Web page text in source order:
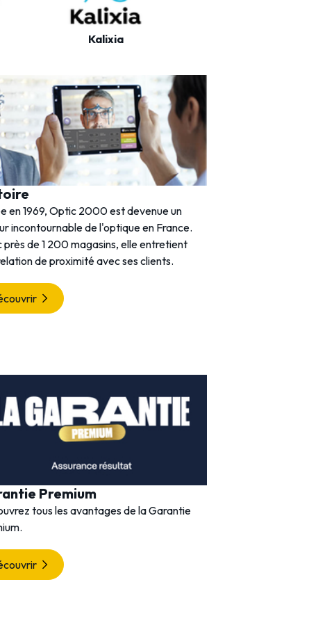
Kalixia
en 1969, Optic 2000 est devenue un
incontournable de l'optique en France.
près de 1 200 magasins, elle entretient
de proximité avec ses clients.
Premium
tous les avantages de la Garantie